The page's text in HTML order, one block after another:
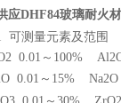
应DHF84玻璃耐火
可测量元素及范围
0.01～100%
0.01～15%